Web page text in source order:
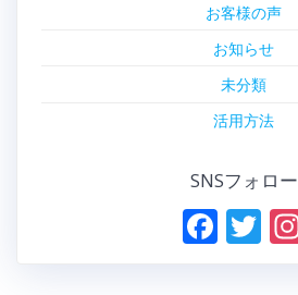
お客様の声
お知らせ
未分類
活用方法
SNSフォロー
F T